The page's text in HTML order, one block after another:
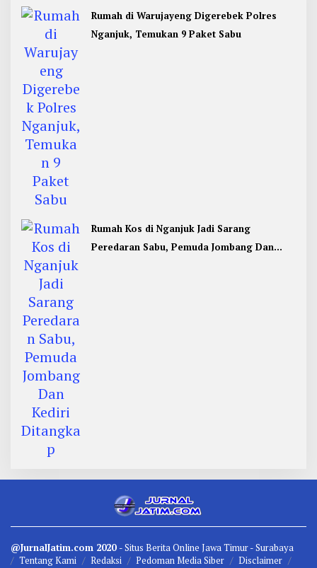
Rumah di Warujayeng Digerebek Polres
Nganjuk, Temukan 9 Paket Sabu
Rumah Kos di Nganjuk Jadi Sarang
Peredaran Sabu, Pemuda Jombang Dan
@JurnalJatim.com 2020 - Situs Berita Online Jawa Timur -Surabaya
Tentang Kami
Redaksi Pedoman Media Siber
Disclaimer